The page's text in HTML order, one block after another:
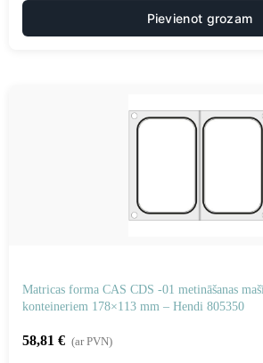
Pievienot grozam
Matricas forma CAS CDS -01 metināšanas
konteineriem 178×113 mm – Hendi 805350
58,81 € (ar PVN)